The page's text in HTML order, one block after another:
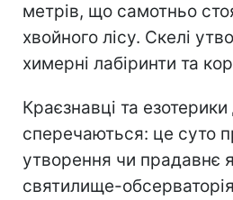
метрів, що самотньо
хвойного лісу. Скелі
химерні лабіринти та
Краєзнавці та езотерики
сперечаються: це суто
утворення чи прадавнє
святилище-